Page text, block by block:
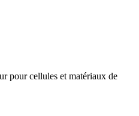
pour cellules et matériaux de